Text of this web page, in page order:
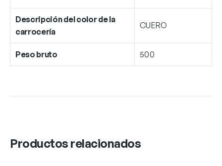
Descripción del color de la
carrocería
CUERO
Peso bruto 500
Productos relacionados